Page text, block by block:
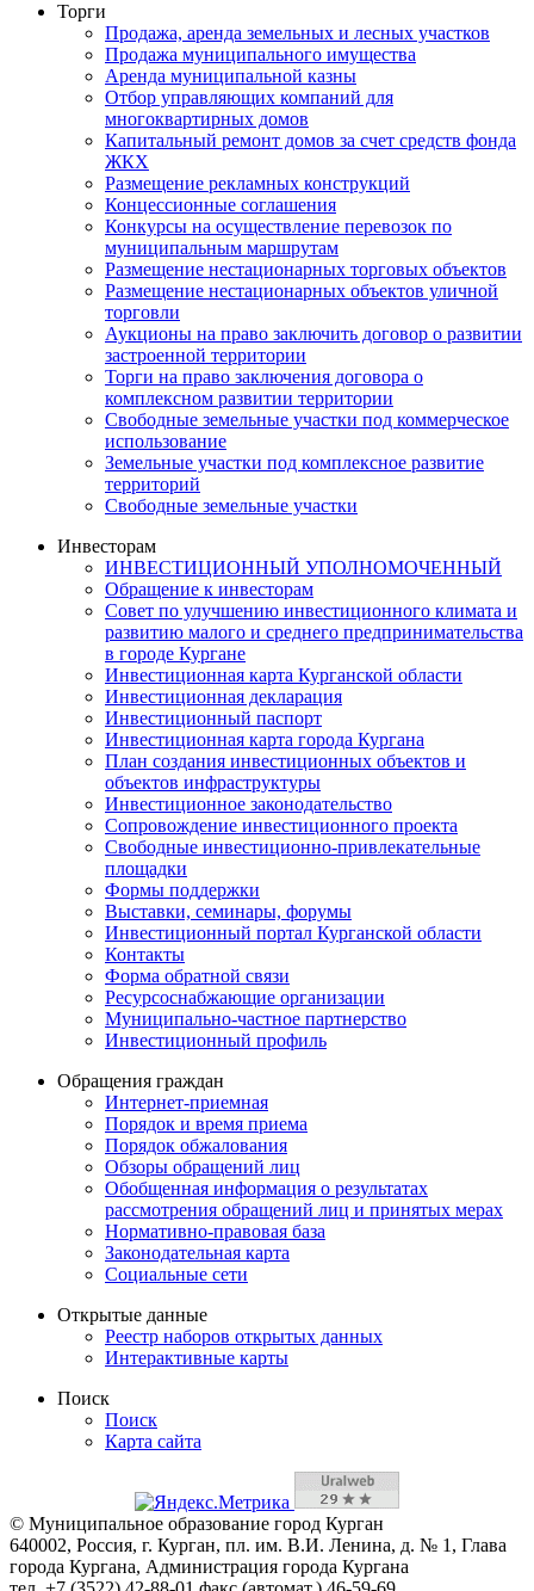
Торги
Продажа, аренда земельных и лесных участков
Продажа муниципального имущества
Аренда муниципальной казны
Отбор управляющих компаний для
многоквартирных домов
Капитальный ремонт домов за счет средств фонда
ЖКХ
Размещение рекламных конструкций
Концессионные соглашения
Конкурсы на осуществление перевозок по
муниципальным маршрутам
Размещение нестационарных торговых объектов
Размещение нестационарных объектов уличной
торговли
Аукционы на право заключить договор о развитии
застроенной территории
Торги на право заключения договора о
комплексном развитии территории
Свободные земельные участки под коммерческое
использование
Земельные участки под комплексное развитие
территорий
Свободные земельные участки
Инвесторам
ИНВЕСТИЦИОННЫЙ УПОЛНОМОЧЕННЫЙ
Обращение к инвесторам
Совет по улучшению инвестиционного климата и
развитию малого и среднего предпринимательства
в городе Кургане
Инвестиционная карта Курганской области
Инвестиционная декларация
Инвестиционный паспорт
Инвестиционная карта города Кургана
План создания инвестиционных объектов и
объектов инфраструктуры
Инвестиционное законодательство
Сопровождение инвестиционного проекта
Свободные инвестиционно-привлекательные
площадки
Формы поддержки
Выставки, семинары, форумы
Инвестиционный портал Курганской области
Контакты
Форма обратной связи
Ресурсоснабжающие организации
Муниципально-частное партнерство
Инвестиционный профиль
Обращения граждан
Интернет-приемная
Порядок и время приема
Порядок обжалования
Обзоры обращений лиц
Обобщенная информация о результатах
рассмотрения обращений лиц и принятых мерах
Нормативно-правовая база
Законодательная карта
Социальные сети
Открытые данные
Реестр наборов открытых данных
Интерактивные карты
Поиск
Поиск
Карта сайта
© Муниципальное образование город Курган
640002, Россия, г. Курган, пл. им. В.И. Ленина, д. № 1, Глава
города Кургана, Администрация города Кургана